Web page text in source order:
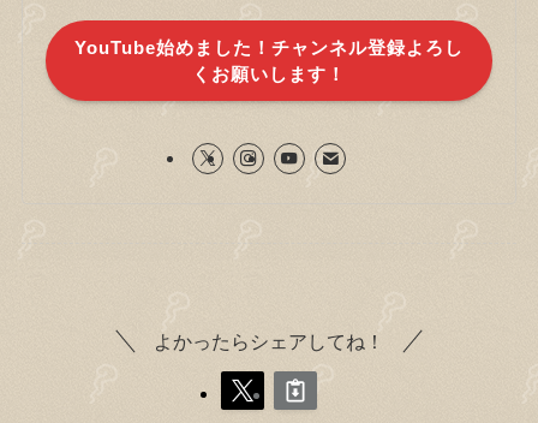
YouTube始めました！チャンネル登録よろし
くお願いします！
よかったらシェアしてね！